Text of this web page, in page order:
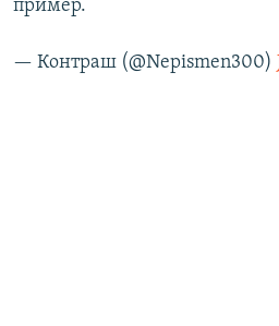
пример.
— Контраш (@Nepismen300)